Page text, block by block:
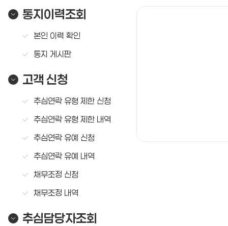
통지이력조회
본인 이력 확인
통지 게시판
고객 신청
추심연락 유형 제한 신청
추심연락 유형 제한 내역
추심연락 유예 신청
추심연락 유예 내역
채무조정 신청
채무조정 내역
추심담당자조회